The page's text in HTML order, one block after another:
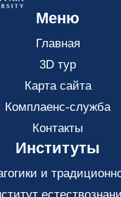
Меню
Главная
3D тур
Карта сайта
Комплаенс-служба
Контакты
Институты
и